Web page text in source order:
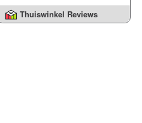
Thuiswinkel Reviews